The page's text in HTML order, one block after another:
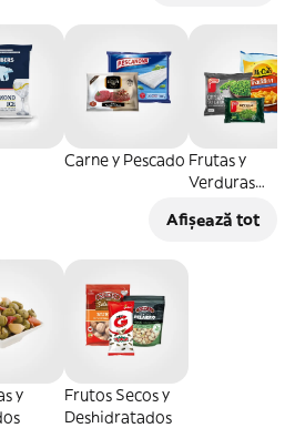
Carne y Pescado Frutas y
Verduras
Afișează tot
y
Frutos Secos y
Deshidratados